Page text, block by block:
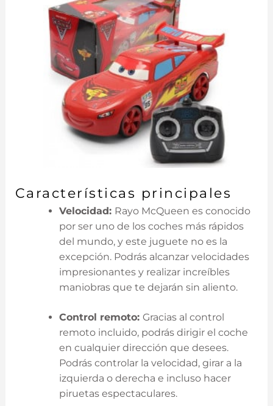
Características principales
Velocidad: Rayo McQueen es conocido
por ser uno de​ los ⁢coches más rápidos
del mundo, ⁢y este juguete no es la
excepción. Podrás alcanzar velocidades
impresionantes y realizar increíbles
‌maniobras que‍ te dejarán sin aliento.
Control remoto: Gracias al control⁢
remoto ⁢incluido, podrás dirigir el coche
en cualquier dirección que desees.
Podrás⁤ controlar la velocidad, girar a⁢ la
izquierda o derecha e incluso hacer
piruetas espectaculares.